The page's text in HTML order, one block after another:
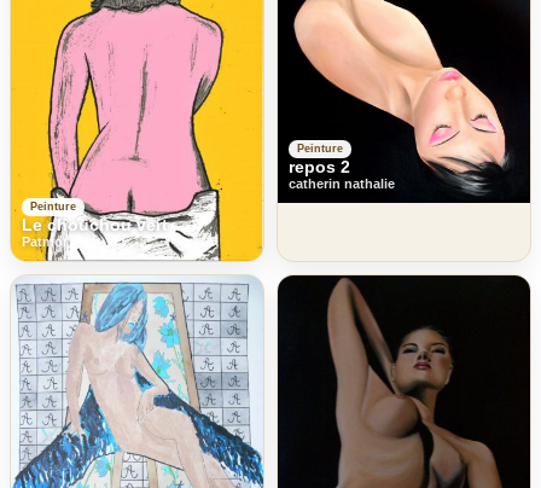
Peinture
Le chouchou vert
Patmor
Peinture
repos 2
catherin nathalie